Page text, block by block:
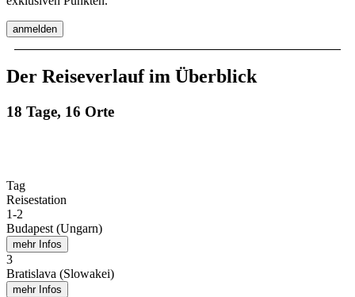
anmelden
Der Reiseverlauf im Überblick
18 Tage, 16 Orte
Tag
Reisestation
1-2
Budapest (Ungarn)
mehr Infos
3
Bratislava (Slowakei)
mehr Infos